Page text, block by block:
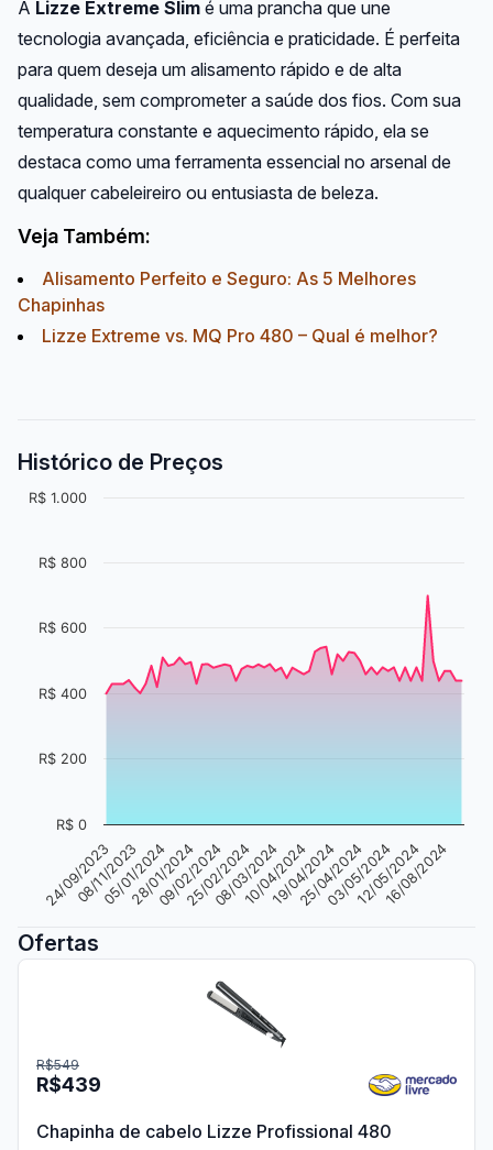
A Lizze Extreme Slim é uma prancha que une
tecnologia avançada, eficiência e praticidade. É perfeita
para quem deseja um alisamento rápido e de alta
qualidade, sem comprometer a saúde dos fios. Com sua
temperatura constante e aquecimento rápido, ela se
destaca como uma ferramenta essencial no arsenal de
qualquer cabeleireiro ou entusiasta de beleza.
Veja Também:
Alisamento Perfeito e Seguro: As 5 Melhores
Chapinhas
Lizze Extreme vs. MQ Pro 480 – Qual é melhor?
Histórico de Preços
24/09/2023
08/11/2023
05/01/2024
28/01/2024
09/02/2024
25/02/2024
08/03/2024
10/04/2024
19/04/2024
25/04/2024
03/05/2024
12/05/2024
16/08/2024
R$ 0
R$ 200
R$ 400
R$ 600
R$ 800
R$ 1.000
Ofertas
R$439
R$549
Chapinha de cabelo Lizze Profissional 480